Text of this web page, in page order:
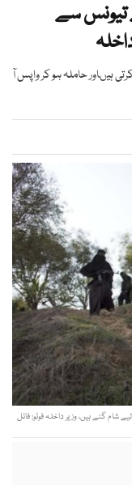
تیونس سے
ہیںاور حاملہ ہو كر واپس آ
گئے ہیں، وزیر داخلہ فوٹو: فائل